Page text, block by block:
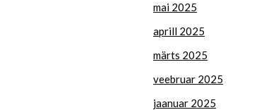
mai 2025
aprill 2025
märts 2025
veebruar 2025
jaanuar 2025